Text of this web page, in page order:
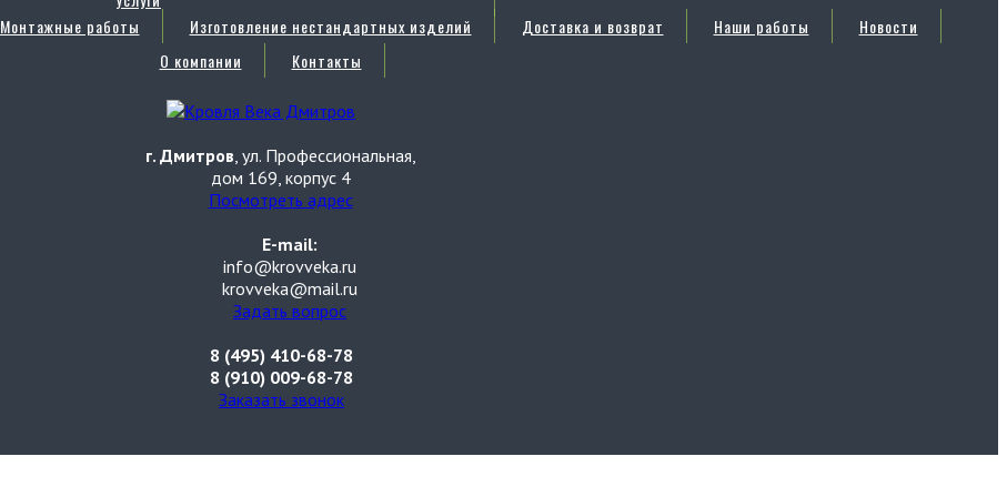
Монтажные работы Изготовление нестандартных изделий Доставка и возврат Наши работы
Новости
О компании
Контакты
г. Дмитров, ул. Профессиональная,
дом 169, корпус 4
Посмотреть адрес
E-mail:
info@krovveka.ru
krovveka@mail.ru
Задать вопрос
8 (495) 410-68-78
8 (910) 009-68-78
Заказать звонок